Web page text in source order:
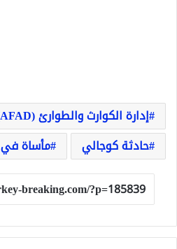
إدارة الكوارث والطوارئ (AFAD)
حادثة كوجالي
مأساة